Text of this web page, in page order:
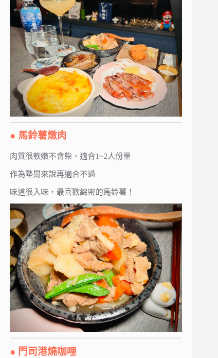
● 馬鈴薯燉肉
肉質很軟嫩不會柴，適合1~2人份量
作為墊胃來說再適合不過
味道很入味，最喜歡綿密的馬鈴薯！
● 門司港燒咖哩